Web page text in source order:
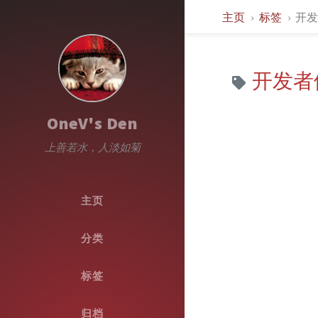
OneV's Den
上善若水，人淡如菊
主页
分类
标签
归档
主页 标签 开
开发